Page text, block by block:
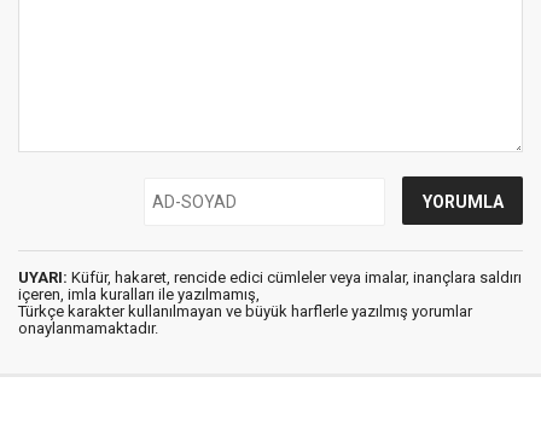
UYARI: Küfür, hakaret, rencide edici cümleler veya imalar, inançlara saldırı
içeren, imla kuralları ile yazılmamış,
Türkçe karakter kullanılmayan ve büyük harflerle yazılmış yorumlar
onaylanmamaktadır.